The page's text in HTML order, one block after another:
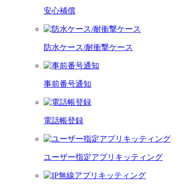
安心補償
防水ケース/耐衝撃ケース
事前番号通知
電話帳登録
ユーザー指定アプリキッティング